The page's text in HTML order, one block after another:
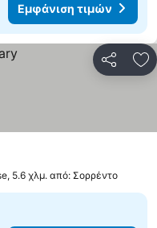
Εμφάνιση τιμών
5.6 χλμ. από: Σορρέντο